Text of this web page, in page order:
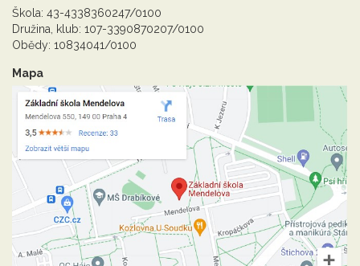
Škola: 43-4338360247/0100
Družina, klub: 107-3390870207/0100
Obědy: 10834041/0100
Mapa